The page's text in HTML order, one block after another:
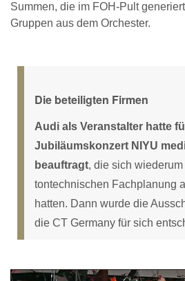
Summen, die im FOH-Pult
Gruppen aus dem Orchester.
Die beteiligten Firmen
Audi als Veranstalter hatte
Jubiläumskonzert NIYU
beauftragt, die sich
tontechnischen Fachplanung
hatten. Dann wurde die
die CT Germany für sich